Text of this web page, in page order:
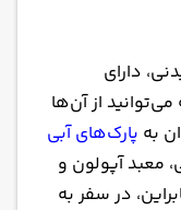
دارای
از آن‌ها
به پارک‌های آبی
معبد آپولون و
در سفر به